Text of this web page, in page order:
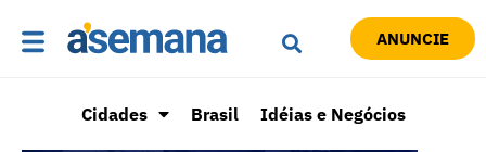
ANUNCIE
Cidades Brasil Idéias e Negócios